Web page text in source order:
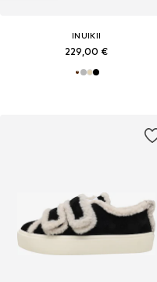
INUIKII
229,00 €